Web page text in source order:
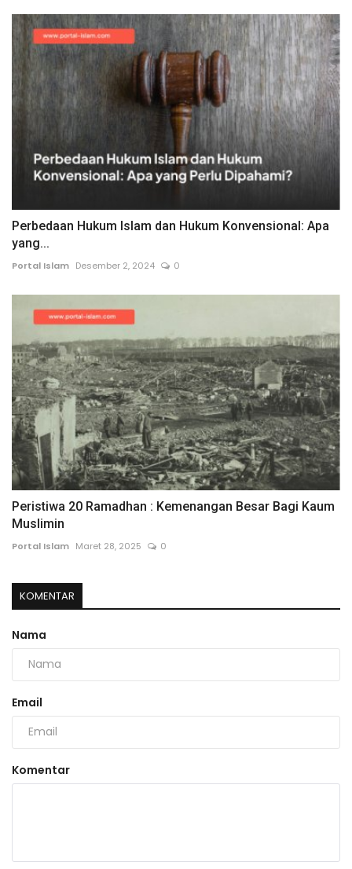
Perbedaan Hukum Islam dan Hukum Konvensional: Apa
yang...
Portal Islam Desember 2, 2024 0
Peristiwa 20 Ramadhan : Kemenangan Besar Bagi Kaum
Muslimin
Portal Islam Maret 28, 2025 0
KOMENTAR
Nama
Email
Komentar